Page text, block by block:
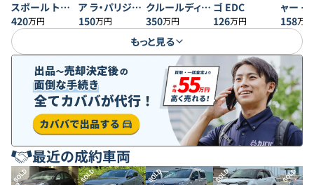
スポール トロフ
ィーR
420万円
ア ラ・パリジェ
ンヌ
150万円
クルールディー
ゼル MT
350万円
ゴ EDC
126万円
ャー イ
テック
158万円
もっと見る
最近の成約車両
SOLD SOLD SOLD SOLD SOLD